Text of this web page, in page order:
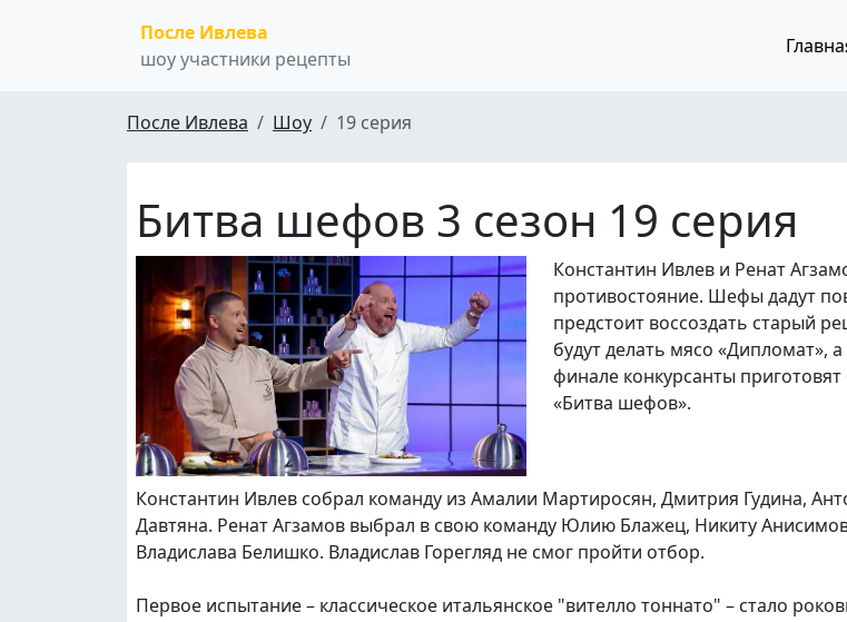
После Ивлева
шоу участники рецепты
После Ивлева Шоу 19 серия
Битва шефов 3 сезон 19 серия
Константин Ивлев и Ренат
противостояние. Шефы дадут
предстоит воссоздать старый
будут делать мясо «Дипломат»,
финале конкурсанты
«Битва шефов».
Константин Ивлев собрал команду из Амалии Мартиросян, Дмитрия Гудина,
Давтяна. Ренат Агзамов выбрал в свою команду Юлию Блажец, Никиту
Владислава Белишко. Владислав Горегляд не смог пройти отбор.
Первое испытание – классическое итальянское "вителло тоннато" – стало